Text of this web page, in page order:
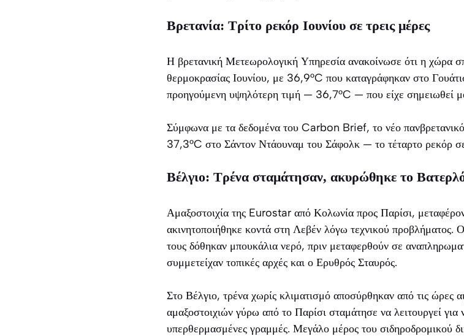
Βρετανία: Τρίτο ρεκόρ Ιουνίου σε τρεις μέρες
Η βρετανική Μετεωρολογική Υπηρεσία ανακοίνωσε ότι η χώρα
θερμοκρασίας Ιουνίου, με 36,9°C που καταγράφηκαν στο
προηγούμενη υψηλότερη τιμή — 36,7°C — που είχε σημειωθεί
Σύμφωνα με τα δεδομένα του Carbon Brief, το νέο πανβρετανικό
37,3°C στο Σάντον Ντάουναμ του Σάφολκ — το τέταρτο ρεκόρ
Βέλγιο: Τρένα σταμάτησαν, ακυρώθηκε το
Αμαξοστοιχία της Eurostar από Κολωνία προς Παρίσι,
ακινητοποιήθηκε κοντά στη Λεβέν λόγω τεχνικού προβλήματος.
τους δόθηκαν μπουκάλια νερό, πριν μεταφερθούν σε
συμμετείχαν τοπικές αρχές και ο Ερυθρός Σταυρός.
Στο Βέλγιο, τρένα χωρίς κλιματισμό αποσύρθηκαν από τις ώρες
αμαξοστοιχιών γύρω από το Παρίσι σταμάτησε να λειτουργεί για
υπερθερμασμένες γραμμές. Μεγάλο μέρος του σιδηροδρομικού